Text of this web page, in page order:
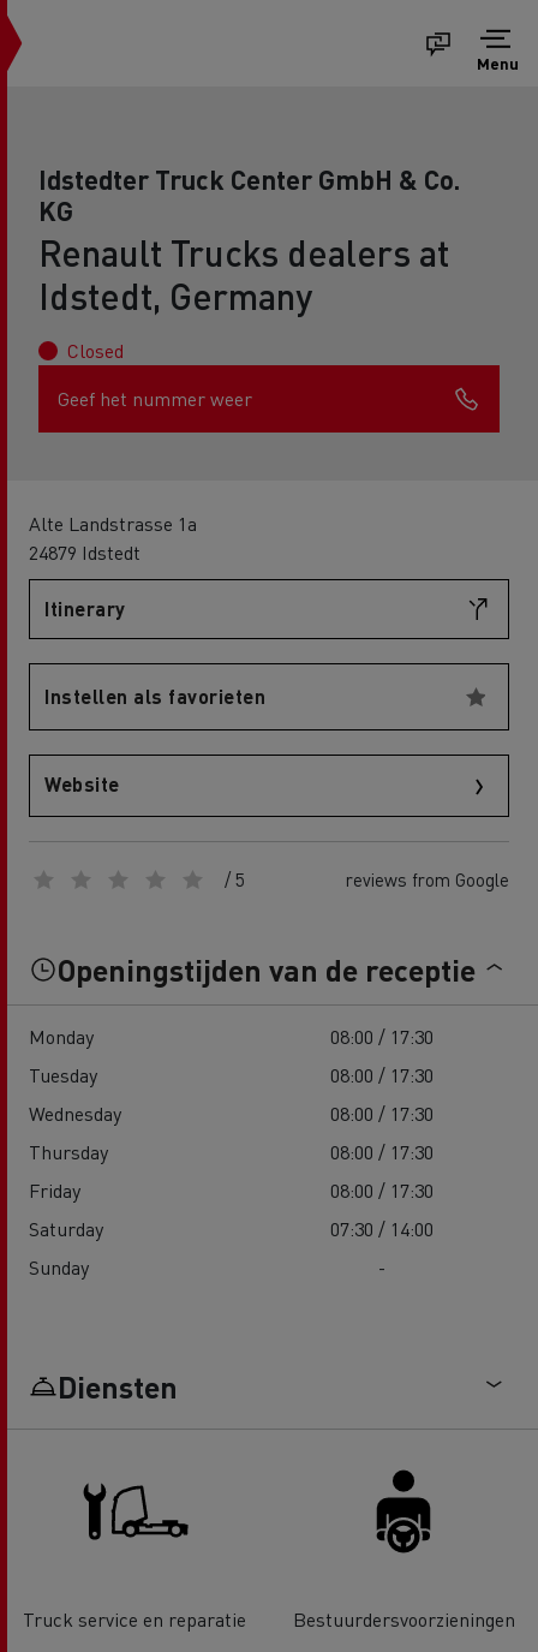
Menu
Idstedter Truck Center GmbH & Co.
KG
Renault Trucks dealers at
Idstedt, Germany
Closed
Geef het nummer weer
Alte Landstrasse 1a
24879 Idstedt
Itinerary
Instellen als favorieten
Website
/ 5 reviews from Google
Openingstijden van de receptie
Monday
08:00 / 17:30
Tuesday
08:00 / 17:30
Wednesday
08:00 / 17:30
Thursday
08:00 / 17:30
Friday
08:00 / 17:30
Saturday
07:30 / 14:00
Sunday
-
Diensten
Truck service en reparatie Bestuurdersvoorzieningen